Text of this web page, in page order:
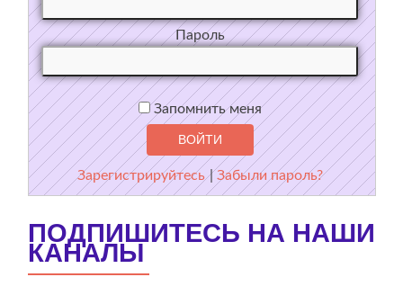
Пароль
Запомнить меня
Зарегистрируйтесь |Забыли пароль?
ПОДПИШИТЕСЬ НА НАШИ
КАНАЛЫ